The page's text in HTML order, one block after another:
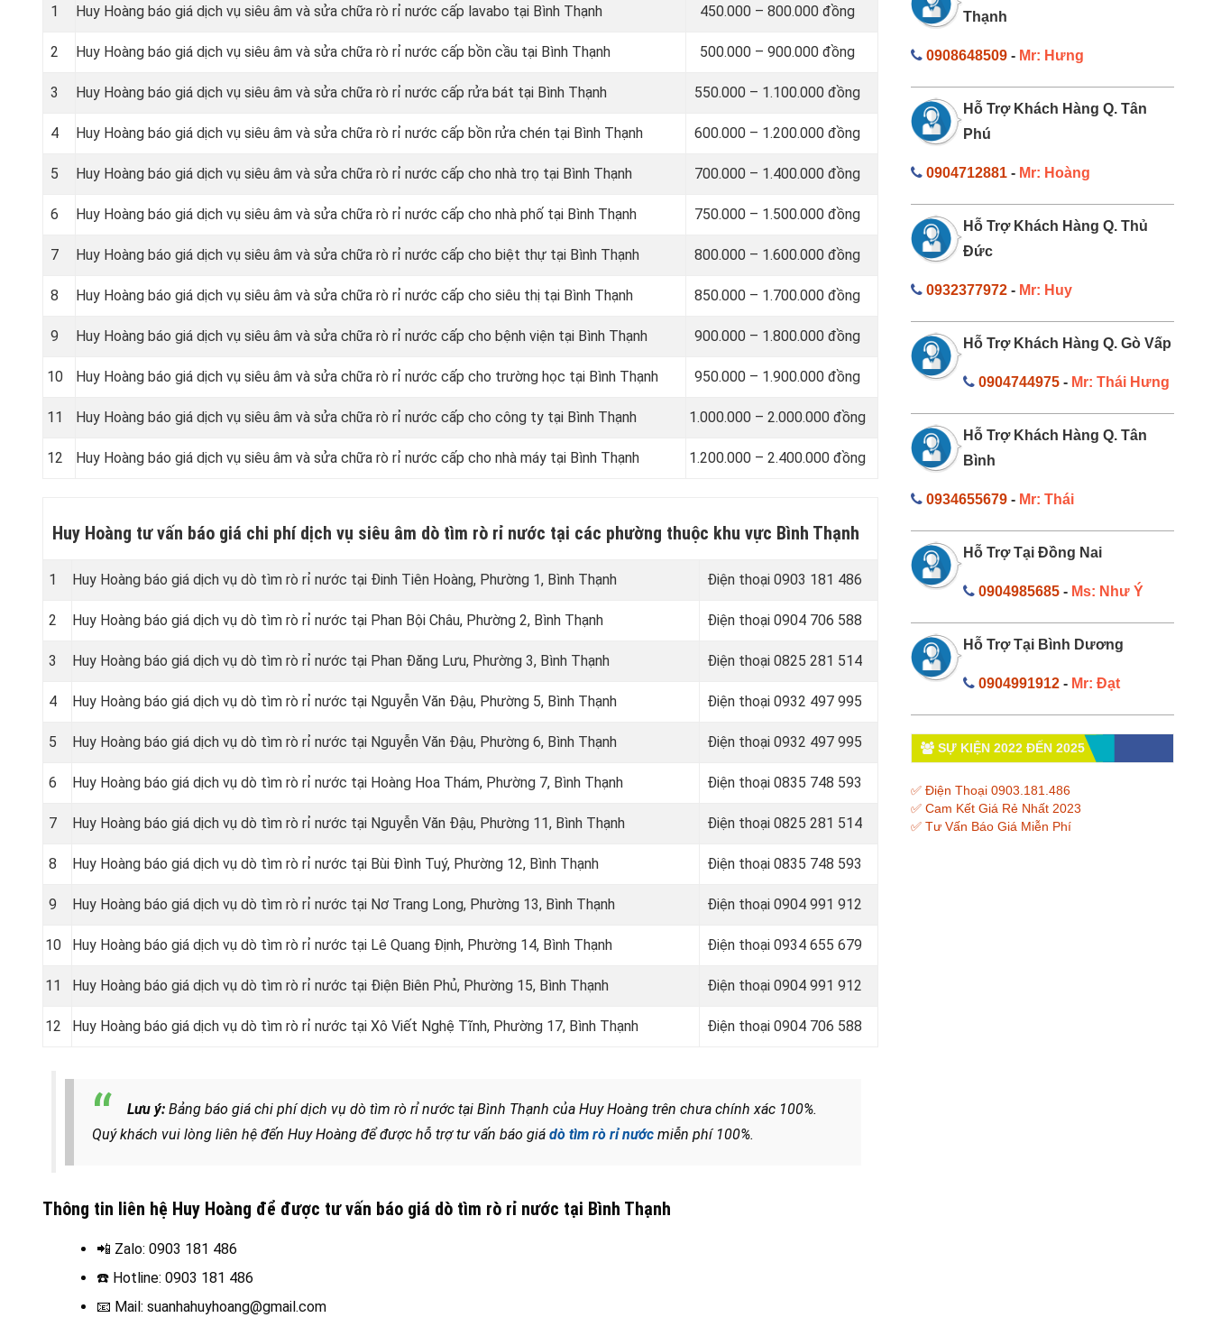
1 Huy Hoàng báo giá dịch vụ siêu âm và sửa chữa rò rỉ nước cấp lavabo tại Bình Thạnh 450.000 – 800.000 đồng
2 Huy Hoàng báo giá dịch vụ siêu âm và sửa chữa rò rỉ nước cấp bồn cầu tại Bình Thạnh 500.000 – 900.000 đồng
3 Huy Hoàng báo giá dịch vụ siêu âm và sửa chữa rò rỉ nước cấp rửa bát tại Bình Thạnh 550.000 – 1.100.000 đồng
4 Huy Hoàng báo giá dịch vụ siêu âm và sửa chữa rò rỉ nước cấp bồn rửa chén tại Bình Thạnh 600.000 – 1.200.000 đồng
5 Huy Hoàng báo giá dịch vụ siêu âm và sửa chữa rò rỉ nước cấp cho nhà trọ tại Bình Thạnh 700.000 – 1.400.000 đồng
6 Huy Hoàng báo giá dịch vụ siêu âm và sửa chữa rò rỉ nước cấp cho nhà phố tại Bình Thạnh 750.000 – 1.500.000 đồng
7 Huy Hoàng báo giá dịch vụ siêu âm và sửa chữa rò rỉ nước cấp cho biệt thự tại Bình Thạnh 800.000 – 1.600.000 đồng
8 Huy Hoàng báo giá dịch vụ siêu âm và sửa chữa rò rỉ nước cấp cho siêu thị tại Bình Thạnh 850.000 – 1.700.000 đồng
9 Huy Hoàng báo giá dịch vụ siêu âm và sửa chữa rò rỉ nước cấp cho bệnh viện tại Bình Thạnh 900.000 – 1.800.000 đồng
10 Huy Hoàng báo giá dịch vụ siêu âm và sửa chữa rò rỉ nước cấp cho trường học tại Bình Thạnh 950.000 – 1.900.000 đồng
11 Huy Hoàng báo giá dịch vụ siêu âm và sửa chữa rò rỉ nước cấp cho công ty tại Bình Thạnh 1.000.000 – 2.000.000 đồng
12 Huy Hoàng báo giá dịch vụ siêu âm và sửa chữa rò rỉ nước cấp cho nhà máy tại Bình Thạnh 1.200.000 – 2.400.000 đồng
Huy Hoàng tư vấn báo giá chi phí dịch vụ siêu âm dò tìm rò rỉ nước tại các phường thuộc khu vực Bình Thạnh
1 Huy Hoàng báo giá dịch vụ dò tìm rò rỉ nước tại Đinh Tiên Hoàng, Phường 1, Bình Thạnh Điện thoại0903 181 486
2 Huy Hoàng báo giá dịch vụ dò tìm rò rỉ nước tại Phan Bội Châu, Phường 2, Bình Thạnh Điện thoại0904 706 588
3 Huy Hoàng báo giá dịch vụ dò tìm rò rỉ nước tại Phan Đăng Lưu, Phường 3, Bình Thạnh Điện thoại0825 281 514
4 Huy Hoàng báo giá dịch vụ dò tìm rò rỉ nước tại Nguyễn Văn Đậu, Phường 5, Bình Thạnh Điện thoại0932 497 995
5 Huy Hoàng báo giá dịch vụ dò tìm rò rỉ nước tại Nguyễn Văn Đậu, Phường 6, Bình Thạnh Điện thoại0932 497 995
6 Huy Hoàng báo giá dịch vụ dò tìm rò rỉ nước tại Hoàng Hoa Thám, Phường 7, Bình Thạnh Điện thoại0835 748 593
7 Huy Hoàng báo giá dịch vụ dò tìm rò rỉ nước tại Nguyễn Văn Đậu, Phường 11, Bình Thạnh Điện thoại0825 281 514
8 Huy Hoàng báo giá dịch vụ dò tìm rò rỉ nước tại Bùi Đình Tuý, Phường 12, Bình Thạnh Điện thoại0835 748 593
9 Huy Hoàng báo giá dịch vụ dò tìm rò rỉ nước tại Nơ Trang Long, Phường 13, Bình Thạnh Điện thoại0904 991 912
10 Huy Hoàng báo giá dịch vụ dò tìm rò rỉ nước tại Lê Quang Định, Phường 14, Bình Thạnh Điện thoại 0934 655 679
11 Huy Hoàng báo giá dịch vụ dò tìm rò rỉ nước tại Điện Biên Phủ, Phường 15, Bình Thạnh Điện thoại 0904 991 912
12 Huy Hoàng báo giá dịch vụ dò tìm rò rỉ nước tại Xô Viết Nghệ Tĩnh, Phường 17, Bình Thạnh Điện thoại0904 706 588
Lưu ý: Bảng báo giá chi phí dịch vụ dò tìm rò rỉ nước tại Bình Thạnh của Huy Hoàng trên chưa chính xác 100%.
Quý khách vui lòng liên hệ đến Huy Hoàng để được hỗ trợ tư vấn báo giá dò tìm rò rỉ nước miễn phí 100%.
Thông tin liên hệ Huy Hoàng để được tư vấn báo giá dò tìm rò rỉ nước tại Bình Thạnh
📲 Zalo: 0903 181 486
☎️ Hotline: 0903 181 486
📧 Mail: suanhahuyhoang@gmail.com
Thạnh
0908648509- Mr: Hưng
Hỗ Trợ Khách Hàng Q. Tân
Phú
0904712881- Mr: Hoàng
Hỗ Trợ Khách Hàng Q. Thủ
Đức
0932377972- Mr: Huy
Hỗ Trợ Khách Hàng Q. Gò Vấp
0904744975 - Mr: Thái Hưng
Hỗ Trợ Khách Hàng Q. Tân
Bình
0934655679- Mr: Thái
Hỗ Trợ Tại Đồng Nai
0904985685 - Ms: Như Ý
Hỗ Trợ Tại Bình Dương
0904991912 - Mr: Đạt
SỰ KIỆN 2022 ĐẾN 2025
✅ Điện Thoại 0903.181.486
✅ Cam Kết Giá Rẻ Nhất 2023
✅ Tư Vấn Báo Giá Miễn Phí